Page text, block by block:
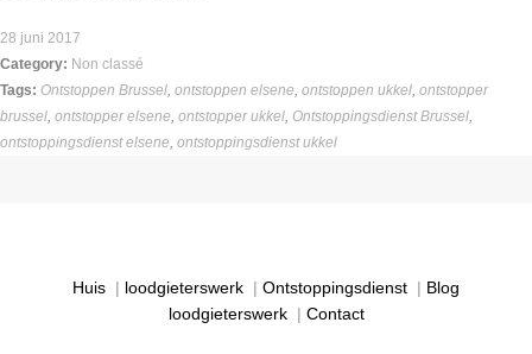
28 juni 2017
Category: Non classé
Tags: Ontstoppen Brussel, ontstoppen elsene, ontstoppen ukkel, ontstopper
brussel, ontstopper elsene, ontstopper ukkel, Ontstoppingsdienst Brussel,
ontstoppingsdienst elsene, ontstoppingsdienst ukkel
Huis | loodgieterswerk | Ontstoppingsdienst | Blog
loodgieterswerk| Contact